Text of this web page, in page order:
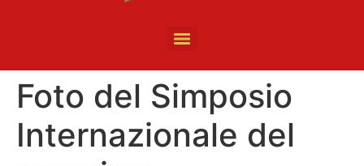
Foto del Simposio
Internazionale del